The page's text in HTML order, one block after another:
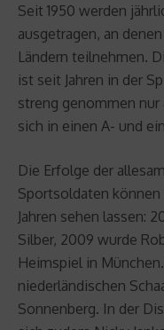
Seit 1950 werden
ausgetragen, an
Ländern teilnehmen.
ist seit Jahren in der
streng genommen
sich in einen A- und
Die Erfolge der
Sportsoldaten
Jahren sehen lassen:
Silber, 2009 wurde
Heimspiel in
niederländischen
Sonnenberg. In der